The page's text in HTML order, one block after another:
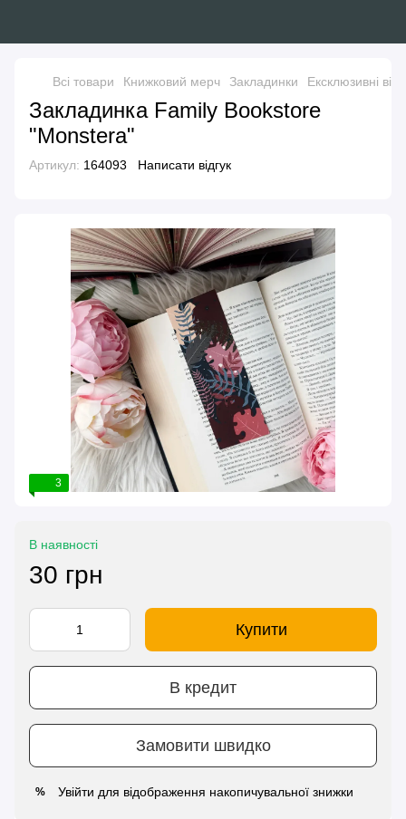
Всі товари Книжковий мерч Закладинки Ексклюзивні
Закладинка Family Bookstore
"Monstera"
Артикул: 164093 Написати відгук
3
В наявності
30 грн
Купити
В кредит
Замовити швидко
% Увійти для відображення накопичувальної знижки